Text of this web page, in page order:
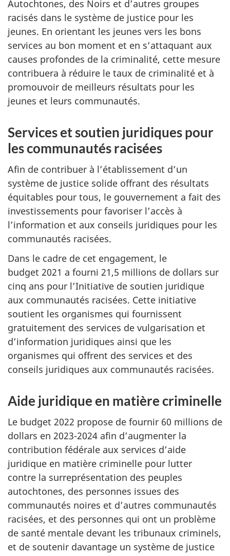
Autochtones, des Noirs et d’autres groupes
racisés dans le système de justice pour les
jeunes. En orientant les jeunes vers les bons
services au bon moment et en s’attaquant aux
causes profondes de la criminalité, cette mesure
contribuera à réduire le taux de criminalité et à
promouvoir de meilleurs résultats pour les
jeunes et leurs communautés.
Services et soutien juridiques pour
les communautés racisées
Afin de contribuer à l’établissement d’un
système de justice solide offrant des résultats
équitables pour tous, le gouvernement a fait des
investissements pour favoriser l’accès à
l’information et aux conseils juridiques pour les
communautés racisées.
Dans le cadre de cet engagement, le
budget 2021 a fourni 21,5 millions de dollars sur
cinq ans pour l’Initiative de soutien juridique
aux communautés racisées. Cette initiative
soutient les organismes qui fournissent
gratuitement des services de vulgarisation et
d’information juridiques ainsi que les
organismes qui offrent des services et des
conseils juridiques aux communautés racisées.
Aide juridique en matière criminelle
Le budget 2022 propose de fournir 60 millions de
dollars en 2023-2024 afin d’augmenter la
contribution fédérale aux services d’aide
juridique en matière criminelle pour lutter
contre la surreprésentation des peuples
autochtones, des personnes issues des
communautés noires et d’autres communautés
racisées, et des personnes qui ont un problème
de santé mentale devant les tribunaux criminels,
et de soutenir davantage un système de justice